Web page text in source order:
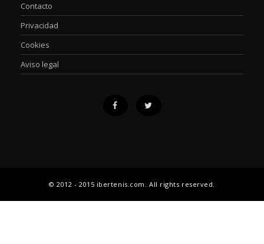
Contacto
Privacidad
Cookies
Aviso legal
© 2012 - 2015 ibertenis.com. All rights reserved.